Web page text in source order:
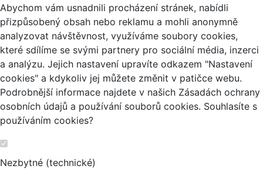
Abychom vám usnadnili procházení stránek, nabídli
přizpůsobený obsah nebo reklamu a mohli anonymně
analyzovat návštěvnost, využíváme soubory cookies,
které sdílíme se svými partnery pro sociální média, inzerci
a analýzu. Jejich nastavení upravíte odkazem "Nastavení
cookies" a kdykoliv jej můžete změnit v patičce webu.
Podrobnější informace najdete v našich Zásadách ochrany
osobních údajů a používání souborů cookies. Souhlasíte s
používáním cookies?
Nezbytné (technické)